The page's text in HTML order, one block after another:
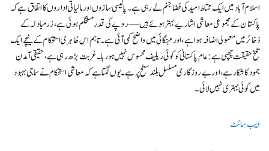
اسلام آباد میں ایک محتاط امید کی فضا جنم لے رہی ہے۔ پالیسی سازوں اور مالیاتی اداروں کا اتفاق ہے کہ
پاکستان کے مجموعی معاشی اشاریے بہتر ہوئے ہیں — روپے کی قدر مستحکم ہوئی ہے، زرمبادلہ کے
ذخائر میں معمولی اضافہ ہوا ہے، اور مہنگائی میں واضح کمی آئی ہے۔ تاہم اس ظاہری استحکام کے نیچے ایک
تلخ حقیقت چھپی ہے: عام پاکستانی کو کوئی ریلیف محسوس نہیں ہو رہا۔ غربت بڑھ رہی ہے، حقیقی آمدن
جمود کا شکار ہے، اور بے روزگاری مسلسل بلند سطح پر ہے۔ یوں لگتا ہے کہ معاشی استحکام نے سماجی بہبود
میں کوئی بہتری نہیں لائی۔
ویب سائٹ